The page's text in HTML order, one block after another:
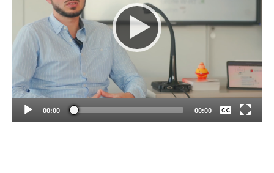
00:00 00:00
Keine
Deutsch